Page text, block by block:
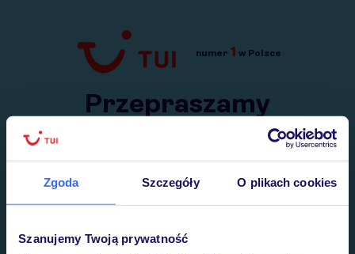
Zgoda Szczegóły O plikach cookies
Szanujemy Twoją prywatność
Przejdź do TUI.pl
numer 1 w Polsce
Przepraszamy
Wysłaliśmy nasz serwis na krótkie wakacje.